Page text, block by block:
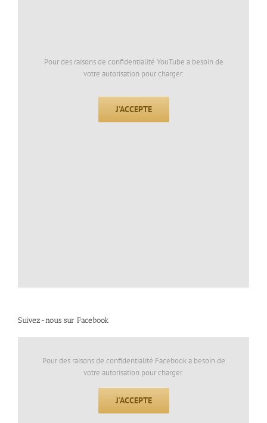
Pour des raisons de confidentialité YouTube a besoin de
votre autorisation pour charger.
J'ACCEPTE
Suivez-nous sur Facebook
Pour des raisons de confidentialité Facebook a besoin de
votre autorisation pour charger.
J'ACCEPTE